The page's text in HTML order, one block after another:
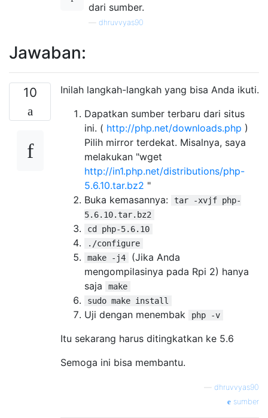
dari sumber.
dhruvvyas90
Jawaban:
10
Inilah langkah-langkah yang bisa Anda ikuti.
Dapatkan sumber terbaru dari situs
ini. ( http://php.net/downloads.php )
Pilih mirror terdekat. Misalnya, saya
melakukan "wget
http://in1.php.net/distributions/php-
5.6.10.tar.bz2 "
Buka kemasannya:
tar -xvjf php-
5.6.10.tar.bz2
cd php-5.6.10
./configure
make -j4
(Jika Anda
mengompilasinya pada Rpi 2) hanya
saja
make
sudo make install
Uji dengan menembak php -v
Itu sekarang harus ditingkatkan ke 5.6
Semoga ini bisa membantu.
dhruvvyas90
sumber